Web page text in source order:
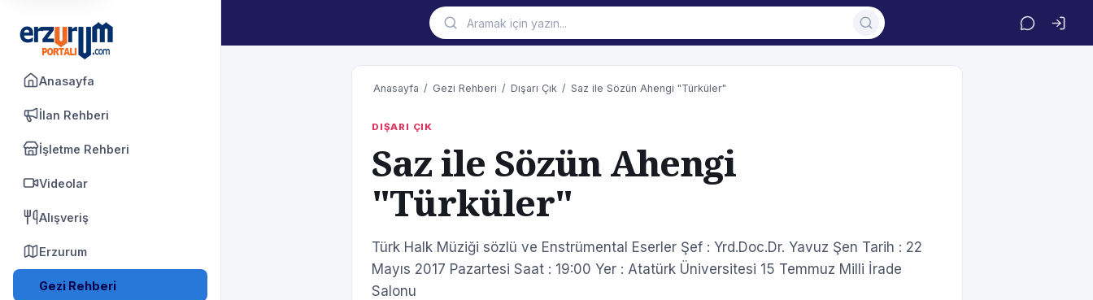
Anasayfa
İlan Rehberi
İşletme Rehberi
Videolar
Alışveriş
Erzurum
Gezi Rehberi
Anasayfa / Gezi Rehberi / Dışarı Çık / Saz ile Sözün Ahengi "Türküler"
DIŞARI ÇIK
Saz ile Sözün Ahengi
"Türküler"
Türk Halk Müziği sözlü ve Enstrümental Eserler Şef : Yrd.Doc.Dr. Yavuz Şen Tarih : 22
Mayıs 2017 Pazartesi Saat : 19:00 Yer : Atatürk Üniversitesi 15 Temmuz Milli İrade
Salonu